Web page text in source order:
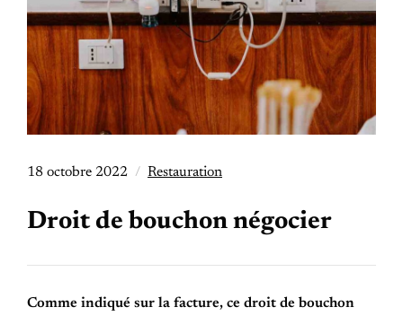
18 octobre 2022 Restauration
Droit de bouchon négocier
Comme indiqué sur la facture, ce droit de bouchon